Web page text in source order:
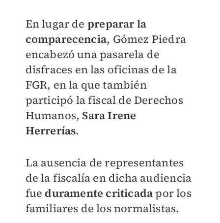
En lugar de preparar la
comparecencia, Gómez Piedra
encabezó una pasarela de
disfraces en las oficinas de la
FGR, en la que también
participó la fiscal de Derechos
Humanos, Sara Irene
Herrerías.
La ausencia de representantes
de la fiscalía en dicha audiencia
fue duramente criticada por los
familiares de los normalistas.